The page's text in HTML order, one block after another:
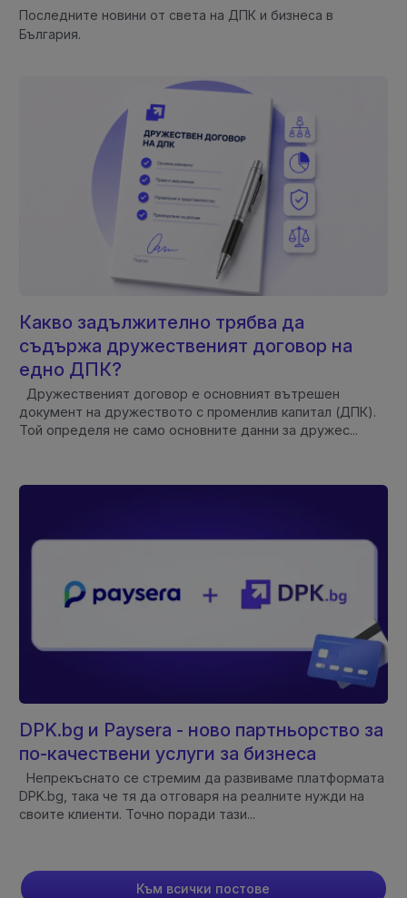
Последните новини от света на ДПК и бизнеса в
България.
Какво задължително трябва да
съдържа дружественият договор на
едно ДПК?
Дружественият договор е основният вътрешен
документ на дружеството с променлив капитал (ДПК).
Той определя не само основните данни за дружес...
DPK.bg и Paysera - ново партньорство за
по-качествени услуги за бизнеса
Непрекъснато се стремим да развиваме платформата
DPK.bg, така че тя да отговаря на реалните нужди на
своите клиенти. Точно поради тази...
Към всички постове